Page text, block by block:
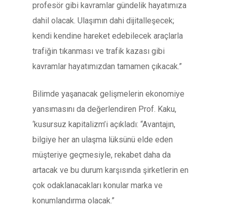
profesör gibi kavramlar gündelik hayatımıza
dahil olacak. Ulaşımın dahi dijitalleşecek;
kendi kendine hareket edebilecek araçlarla
trafiğin tıkanması ve trafik kazası gibi
kavramlar hayatımızdan tamamen çıkacak.”
Bilimde yaşanacak gelişmelerin ekonomiye
yansımasını da değerlendiren Prof. Kaku,
‘kusursuz kapitalizm’i açıkladı: “Avantajın,
bilgiye her an ulaşma lüksünü elde eden
müşteriye geçmesiyle, rekabet daha da
artacak ve bu durum karşısında şirketlerin en
çok odaklanacakları konular marka ve
konumlandırma olacak.”